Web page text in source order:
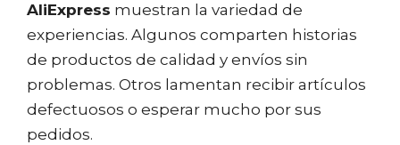
AliExpress muestran la variedad de
experiencias. Algunos comparten historias
de productos de calidad y envíos sin
problemas. Otros lamentan recibir artículos
defectuosos o esperar mucho por sus
pedidos.